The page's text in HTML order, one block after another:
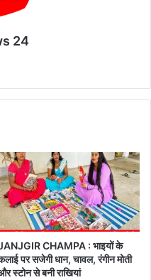
24
CHAMPA : भाइयों के
पर सजेगी धान, चावल, रंगीन मोती
स्टोन से बनी राखियां